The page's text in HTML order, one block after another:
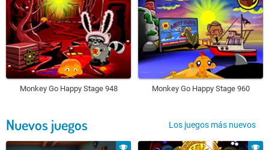
Monkey Go Happy Stage 948 Monkey Go Happy Stage 960
Nuevos juegos Los juegos más nuevos